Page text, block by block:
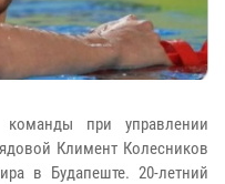
команды при управлении
Климент Колесников
в Будапеште. 20-летний